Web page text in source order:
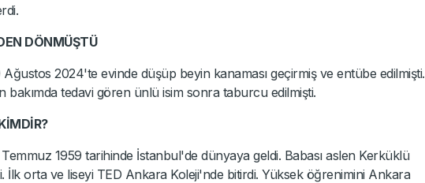
DÖNMÜŞTÜ
2024'te evinde düşüp beyin kanaması geçirmiş ve entübe edilmişti.
tedavi gören ünlü isim sonra taburcu edilmişti.
1959 tarihinde İstanbul'de dünyaya geldi. Babası aslen Kerküklü
İlk orta ve liseyi TED Ankara Koleji'nde bitirdi. Yüksek öğrenimini Ankara